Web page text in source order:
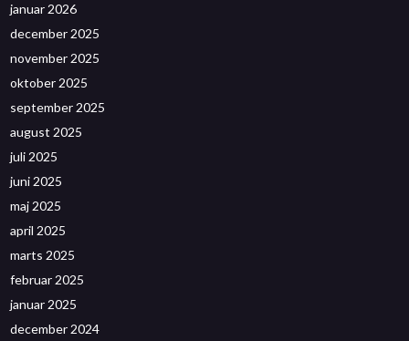
januar 2026
december 2025
november 2025
oktober 2025
september 2025
august 2025
juli 2025
juni 2025
maj 2025
april 2025
marts 2025
februar 2025
januar 2025
december 2024